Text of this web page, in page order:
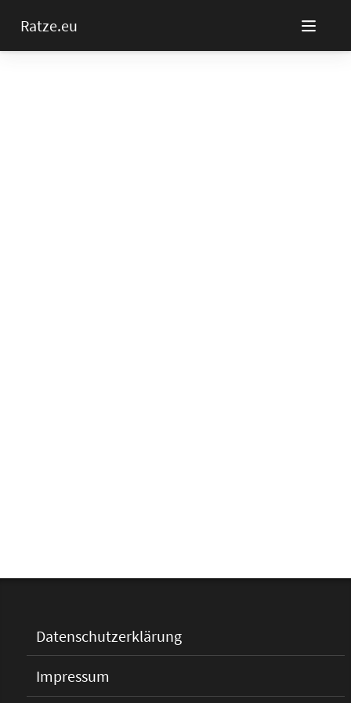
Ratze.eu
Datenschutzerklärung
Impressum